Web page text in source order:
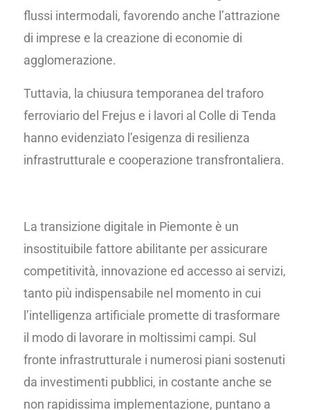
flussi intermodali, favorendo anche l’attrazione
di imprese e la creazione di economie di
agglomerazione.
Tuttavia, la chiusura temporanea del traforo
ferroviario del Frejus e i lavori al Colle di Tenda
hanno evidenziato l’esigenza di resilienza
infrastrutturale e cooperazione transfrontaliera.
La transizione digitale in Piemonte è un
insostituibile fattore abilitante per assicurare
competitività, innovazione ed accesso ai servizi,
tanto più indispensabile nel momento in cui
l’intelligenza artificiale promette di trasformare
il modo di lavorare in moltissimi campi. Sul
fronte infrastrutturale i numerosi piani sostenuti
da investimenti pubblici, in costante anche se
non rapidissima implementazione, puntano a